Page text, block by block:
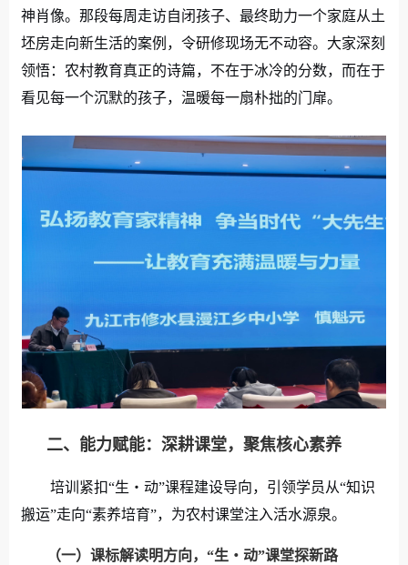
神肖像。那段每周走访自闭孩子、最终助力一个家庭从土
坯房走向新生活的案例，令研修现场无不动容。大家深刻
领悟：农村教育真正的诗篇，不在于冰冷的分数，而在于
看见每一个沉默的孩子，温暖每一扇朴拙的门扉。
二、能力赋能：深耕课堂，聚焦核心素养
培训紧扣“生・动”课程建设导向，引领学员从“知识
搬运”走向“素养培育”，为农村课堂注入活水源泉。
（一） 课标解读明方向， “生 ・ 动”课堂探新路